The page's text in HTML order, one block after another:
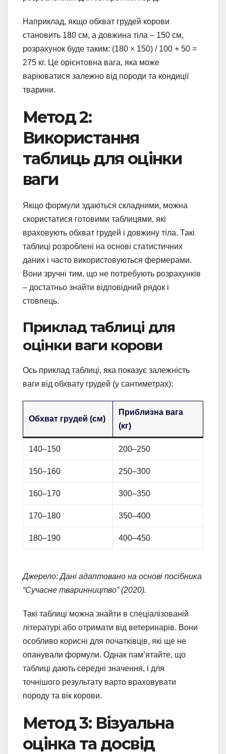
Наприклад, якщо обхват грудей корови
становить 180 см, а довжина тіла – 150 см,
розрахунок буде таким: (180 × 150) / 100 + 50 =
275 кг. Це орієнтовна вага, яка може
варіюватися залежно від породи та кондиції
тварини.
Метод 2:
Використання
таблиць для оцінки
ваги
Якщо формули здаються складними, можна
скористатися готовими таблицями, які
враховують обхват грудей і довжину тіла. Такі
таблиці розроблені на основі статистичних
даних і часто використовуються фермерами.
Вони зручні тим, що не потребують розрахунків
– достатньо знайти відповідний рядок і
стовпець.
Приклад таблиці для
оцінки ваги корови
Ось приклад таблиці, яка показує залежність
ваги від обхвату грудей (у сантиметрах):
Обхват грудей (см)
Приблизна вага
(кг)
140–150 200–250
150–160 250–300
160–170 300–350
170–180 350–400
180–190 400–450
Джерело: Дані адаптовано на основі посібника
“Сучасне тваринництво” (2020).
Такі таблиці можна знайти в спеціалізованій
літературі або отримати від ветеринарів. Вони
особливо корисні для початківців, які ще не
опанували формули. Однак пам’ятайте, що
таблиці дають середні значення, і для
точнішого результату варто враховувати
породу та вік корови.
Метод 3: Візуальна
оцінка та досвід